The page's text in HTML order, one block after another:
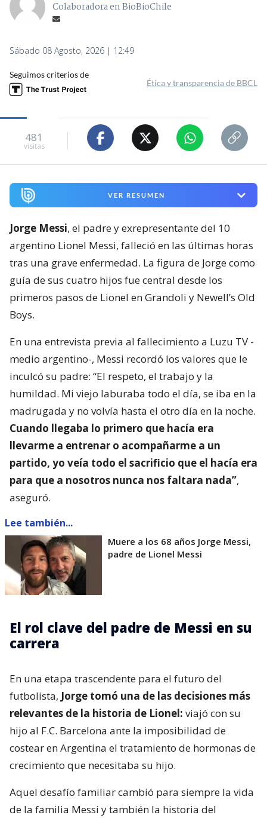
Colaboradora en BioBioChile
Sábado 08 Agosto, 2026 | 12:49
Seguimos criterios de
Ética y transparencia de BBCL
481
visitas
VER RESUMEN
Jorge Messi, el padre y exrepresentante del 10
argentino Lionel Messi, falleció en las últimas horas
tras una grave enfermedad. La figura de Jorge como
guía de sus cuatro hijos fue central desde los
primeros pasos de Lionel en Grandoli y Newell’s Old
Boys.
En una entrevista previa al fallecimiento a Luzu TV -
medio argentino-, Messi recordó los valores que le
inculcó su padre: “El respeto, el trabajo y la
humildad. Mi viejo laburaba todo el día, se iba en la
madrugada y no volvía hasta el otro día en la noche.
Cuando llegaba lo primero que hacía era
llevarme a entrenar o acompañarme a un
partido, yo veía todo el sacrificio que el hacía era
para que a nosotros nunca nos faltara nada”,
aseguró.
Lee también...
Muere a los 68 años Jorge Messi,
padre de Lionel Messi
El rol clave del padre de Messi en su
carrera
En una etapa trascendente para el futuro del
futbolista, Jorge tomó una de las decisiones más
relevantes de la historia de Lionel: viajó con su
hijo al F.C. Barcelona ante la imposibilidad de
costear en Argentina el tratamiento de hormonas de
crecimiento que necesitaba su hijo.
Aquel desafío familiar cambió para siempre la vida
de la familia Messi y también la historia del